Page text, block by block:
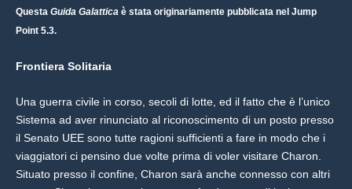
Questa Guida Galattica è stata originariamente pubblicata nel Jump
Point 5.3.
Frontiera Solitaria
Una guerra civile in corso, secoli di lotte, ed il fatto che è l’unico
Sistema ad aver rinunciato al riconoscimento di un posto presso
il Senato UEE sono tutte ragioni sufficienti a fare in modo che i
viaggiatori ci pensino due volte prima di voler visitare Charon.
Situato presso il confine, Charon sarà anche connesso con altri